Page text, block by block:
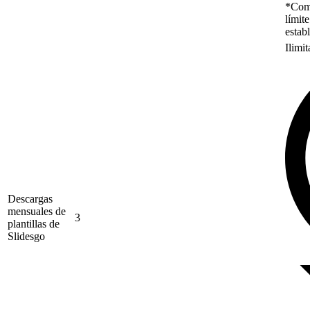
Descargas
mensuales de
plantillas de
Slidesgo
3